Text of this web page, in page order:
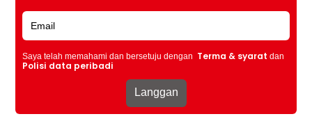
Saya telah memahami dan bersetuju dengan Terma & syarat dan
Polisi data peribadi